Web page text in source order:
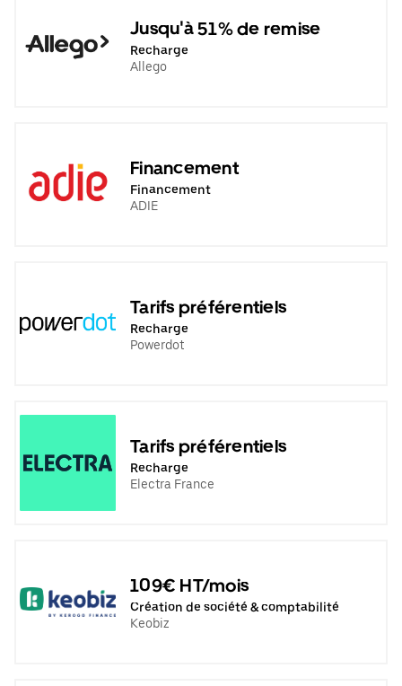
Jusqu'à 51% de remise
Recharge
Allego
Financement
Financement
ADIE
Tarifs préférentiels
Recharge
Powerdot
Tarifs préférentiels
Recharge
Electra France
109€ HT/mois
Création de société & comptabilité
Keobiz